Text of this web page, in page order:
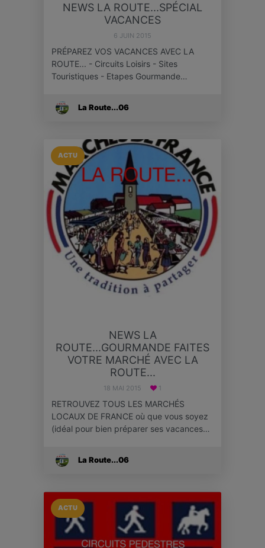
NEWS LA ROUTE...SPÉCIAL
VACANCES
6 JUIN 2015
PRÉPAREZ VOS VACANCES AVEC LA
ROUTE... - Circuits Loisirs - Sites
Touristiques - Etapes Gourmande…
La Route...06
ACTU
NEWS LA
ROUTE...GOURMANDE FAITES
VOTRE MARCHÉ AVEC LA
ROUTE...
18 MAI 2015 1
RETROUVEZ TOUS LES MARCHÉS
LOCAUX DE FRANCE où que vous soyez
(idéal pour bien préparer ses vacances…
La Route...06
ACTU